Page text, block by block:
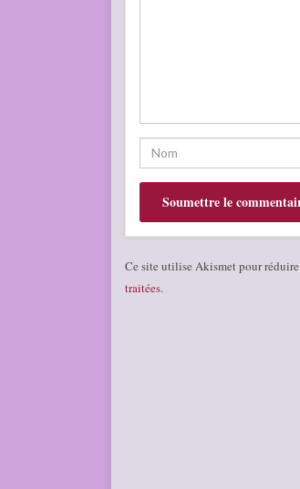
Ce site utilise Akismet pour
traitées.